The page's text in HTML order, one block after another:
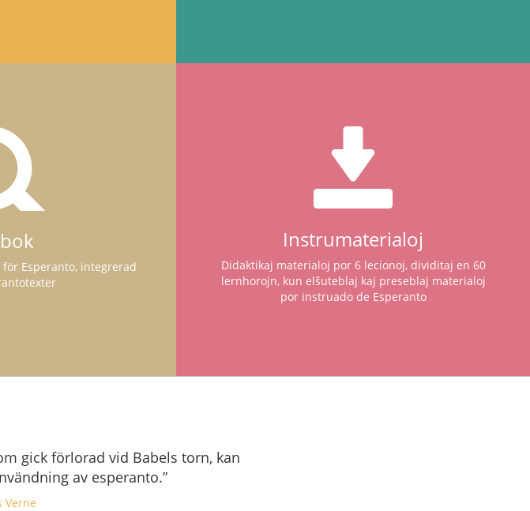
Esperanto, integrerad
Instrumaterialoj
Didaktikaj materialoj por 6 lecionoj, dividitaj en 60
lernhorojn, kun elŝuteblaj kaj preseblaj materialoj
por instruado de Esperanto
gick förlorad vid Babels torn, kan
av esperanto.”
Verne